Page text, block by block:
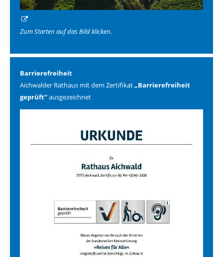
Zum Starten auf das Bild klicken.
Barrierefreiheit
Aichwalder Rathaus mit dem Zertifikat„Barrierefreiheit
geprüft“ausgezeichnet